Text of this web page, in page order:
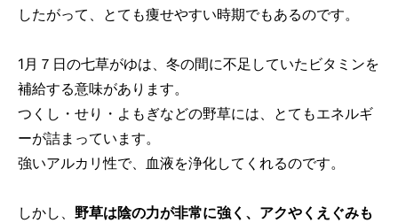
したがって、とても痩せやすい時期でもあるのです。
1月７日の七草がゆは、冬の間に不足していたビタミンを
補給する意味があります。
つくし・せり・よもぎなどの野草には、とてもエネルギ
ーが詰まっています。
強いアルカリ性で、血液を浄化してくれるのです。
しかし、 野草は陰の力が非常に強く、アクやくえぐみも